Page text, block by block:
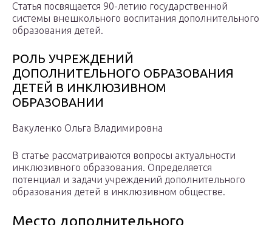
Статья посвящается 90-летию государственной
системы внешкольного воспитания дополнительного
образования детей.
РОЛЬ УЧРЕЖДЕНИЙ
ДОПОЛНИТЕЛЬНОГО ОБРАЗОВАНИЯ
ДЕТЕЙ В ИНКЛЮЗИВНОМ
ОБРАЗОВАНИИ
Вакуленко Ольга Владимировна
В статье рассматриваются вопросы актуальности
инклюзивного образования. Определяется
потенциал и задачи учреждений дополнительного
образования детей в инклюзивном обществе.
Место дополнительного